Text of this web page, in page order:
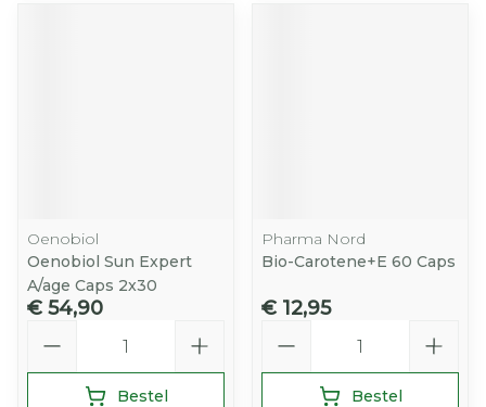
Oenobiol
Oenobiol Sun Expert
A/age Caps 2x30
€ 54,90
Bestel
Pharma Nord
Bio-Carotene+E 60 Caps
€ 12,95
Bestel